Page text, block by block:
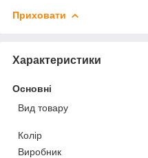
Приховати
Характеристики
Основні
Вид товару
Колір
Виробник